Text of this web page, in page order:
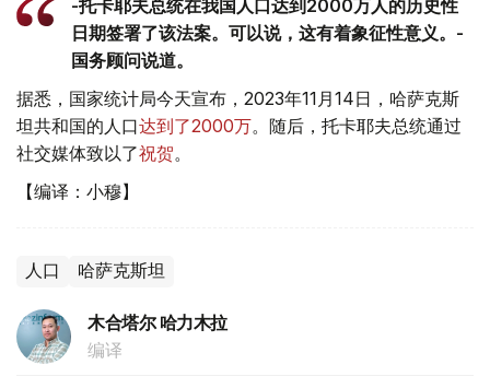
-托卡耶夫总统在我国人口达到2000万人的历史性
日期签署了该法案。可以说，这有着象征性意义。-
国务顾问说道。
据悉，国家统计局今天宣布，2023年11月14日，哈萨克斯
坦共和国的人口达到了2000万。随后，托卡耶夫总统通过
社交媒体致以了祝贺。
【编译：小穆】
人口 哈萨克斯坦
木合塔尔 哈力木拉
编译